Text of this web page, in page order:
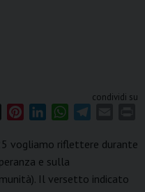
condividi su
n
t
e
n
k
e
W
a
t
s
l
g
a
l
i
vogliamo riflettere durante
e sulla
Il versetto indicato